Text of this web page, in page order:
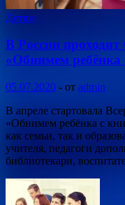
Детям
В России проходит
«Обнимем ребёнка
05.07.2020 - от admin
В апреле стартовала
«Обнимем ребёнка с
как семьи, так и
учителя, педагоги
библиотекари,